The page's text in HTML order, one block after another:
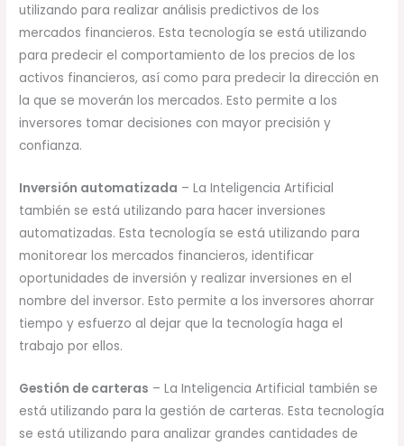
utilizando para realizar análisis predictivos de los
mercados financieros. Esta tecnología se está utilizando
para predecir el comportamiento de los precios de los
activos financieros, así como para predecir la dirección en
la que se moverán los mercados. Esto permite a los
inversores tomar decisiones con mayor precisión y
confianza.
Inversión automatizada – La Inteligencia Artificial
también se está utilizando para hacer inversiones
automatizadas. Esta tecnología se está utilizando para
monitorear los mercados financieros, identificar
oportunidades de inversión y realizar inversiones en el
nombre del inversor. Esto permite a los inversores ahorrar
tiempo y esfuerzo al dejar que la tecnología haga el
trabajo por ellos.
Gestión de carteras – La Inteligencia Artificial también se
está utilizando para la gestión de carteras. Esta tecnología
se está utilizando para analizar grandes cantidades de